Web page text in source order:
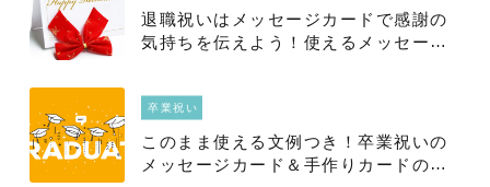
退職祝いはメッセージカードで感謝の
気持ちを伝えよう！使えるメッセージ
卒業祝い
このまま使える文例つき！卒業祝いの
メッセージカード＆手作りカードのア